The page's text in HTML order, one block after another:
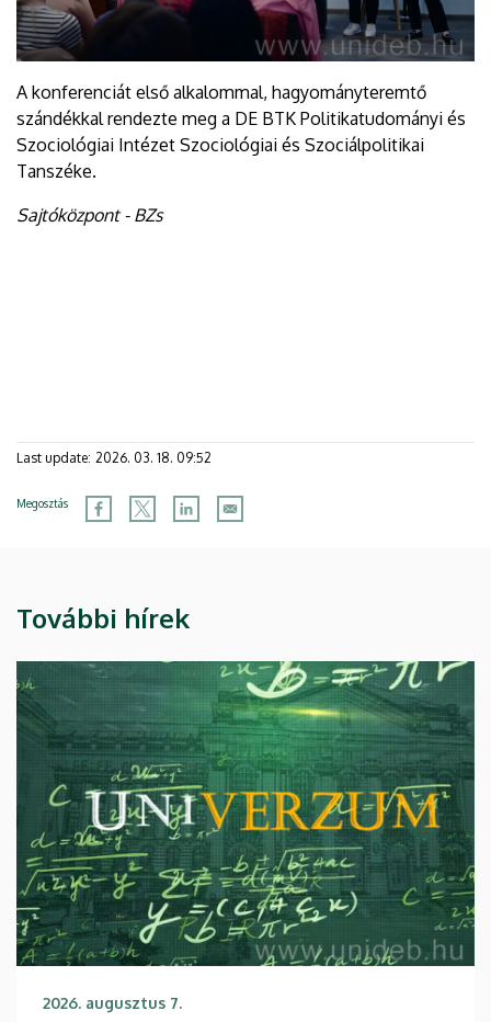
A konferenciát első alkalommal, hagyományteremtő
szándékkal rendezte meg a DE BTK Politikatudományi és
Szociológiai Intézet Szociológiai és Szociálpolitikai
Tanszéke.
Sajtóközpont - BZs
Last update: 2026. 03. 18. 09:52
Megosztás
További hírek
2026. augusztus 7.